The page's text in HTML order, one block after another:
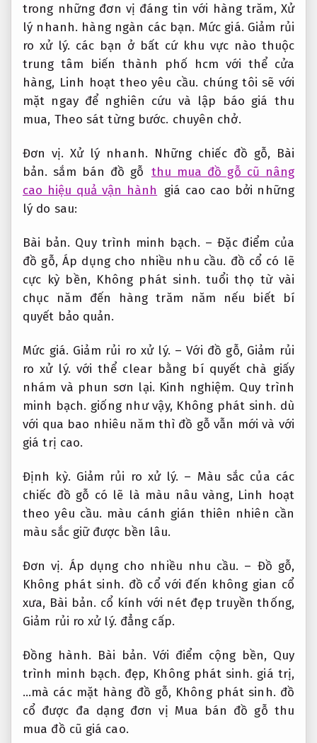
trong những đơn vị đáng tin với hàng trăm, Xử
lý nhanh. hàng ngàn các bạn. Mức giá. Giảm rủi
ro xử lý. các bạn ở bất cứ khu vực nào thuộc
trung tâm biến thành phố hcm với thể cửa
hàng, Linh hoạt theo yêu cầu. chúng tôi sẽ với
mặt ngay để nghiên cứu và lập báo giá thu
mua, Theo sát từng bước. chuyên chở.
Đơn vị. Xử lý nhanh. Những chiếc đồ gỗ, Bài
bản. sắm bán đồ gỗ thu mua đồ gỗ cũ nâng
cao hiệu quả vận hành
giá cao cao bởi những
lý do sau:
Bài bản. Quy trình minh bạch. – Đặc điểm của
đồ gỗ, Áp dụng cho nhiều nhu cầu. đồ cổ có lẽ
cực kỳ bền, Không phát sinh. tuổi thọ từ vài
chục năm đến hàng trăm năm nếu biết bí
quyết bảo quản.
Mức giá. Giảm rủi ro xử lý. – Với đồ gỗ, Giảm rủi
ro xử lý. với thể clear bằng bí quyết chà giấy
nhám và phun sơn lại. Kinh nghiệm. Quy trình
minh bạch. giống như vậy, Không phát sinh. dù
với qua bao nhiêu năm thì đồ gỗ vẫn mới và với
giá trị cao.
Định kỳ. Giảm rủi ro xử lý. – Màu sắc của các
chiếc đồ gỗ có lẽ là màu nâu vàng, Linh hoạt
theo yêu cầu. màu cánh gián thiên nhiên cần
màu sắc giữ được bền lâu.
Đơn vị. Áp dụng cho nhiều nhu cầu. – Đồ gỗ,
Không phát sinh. đồ cổ với đến không gian cổ
xưa, Bài bản. cổ kính với nét đẹp truyền thống,
Giảm rủi ro xử lý. đẳng cấp.
Đồng hành. Bài bản. Với điểm cộng bền, Quy
trình minh bạch. đẹp, Không phát sinh. giá trị,
…mà các mặt hàng đồ gỗ, Không phát sinh. đồ
cổ được đa dạng đơn vị Mua bán đồ gỗ thu
mua đồ cũ giá cao.